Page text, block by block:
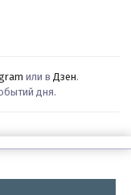
или в Дзен.
дня.